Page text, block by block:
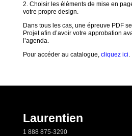
2. Choisir les éléments de mise en
votre propre design.
Dans tous les cas, une épreuve PDF
Projet afin d’avoir votre approbation
l’agenda.
Pour accéder au catalogue, cliquez ici
Laurentien
1 888 875-3290